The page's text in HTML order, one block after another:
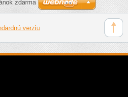
zdarma
verziu